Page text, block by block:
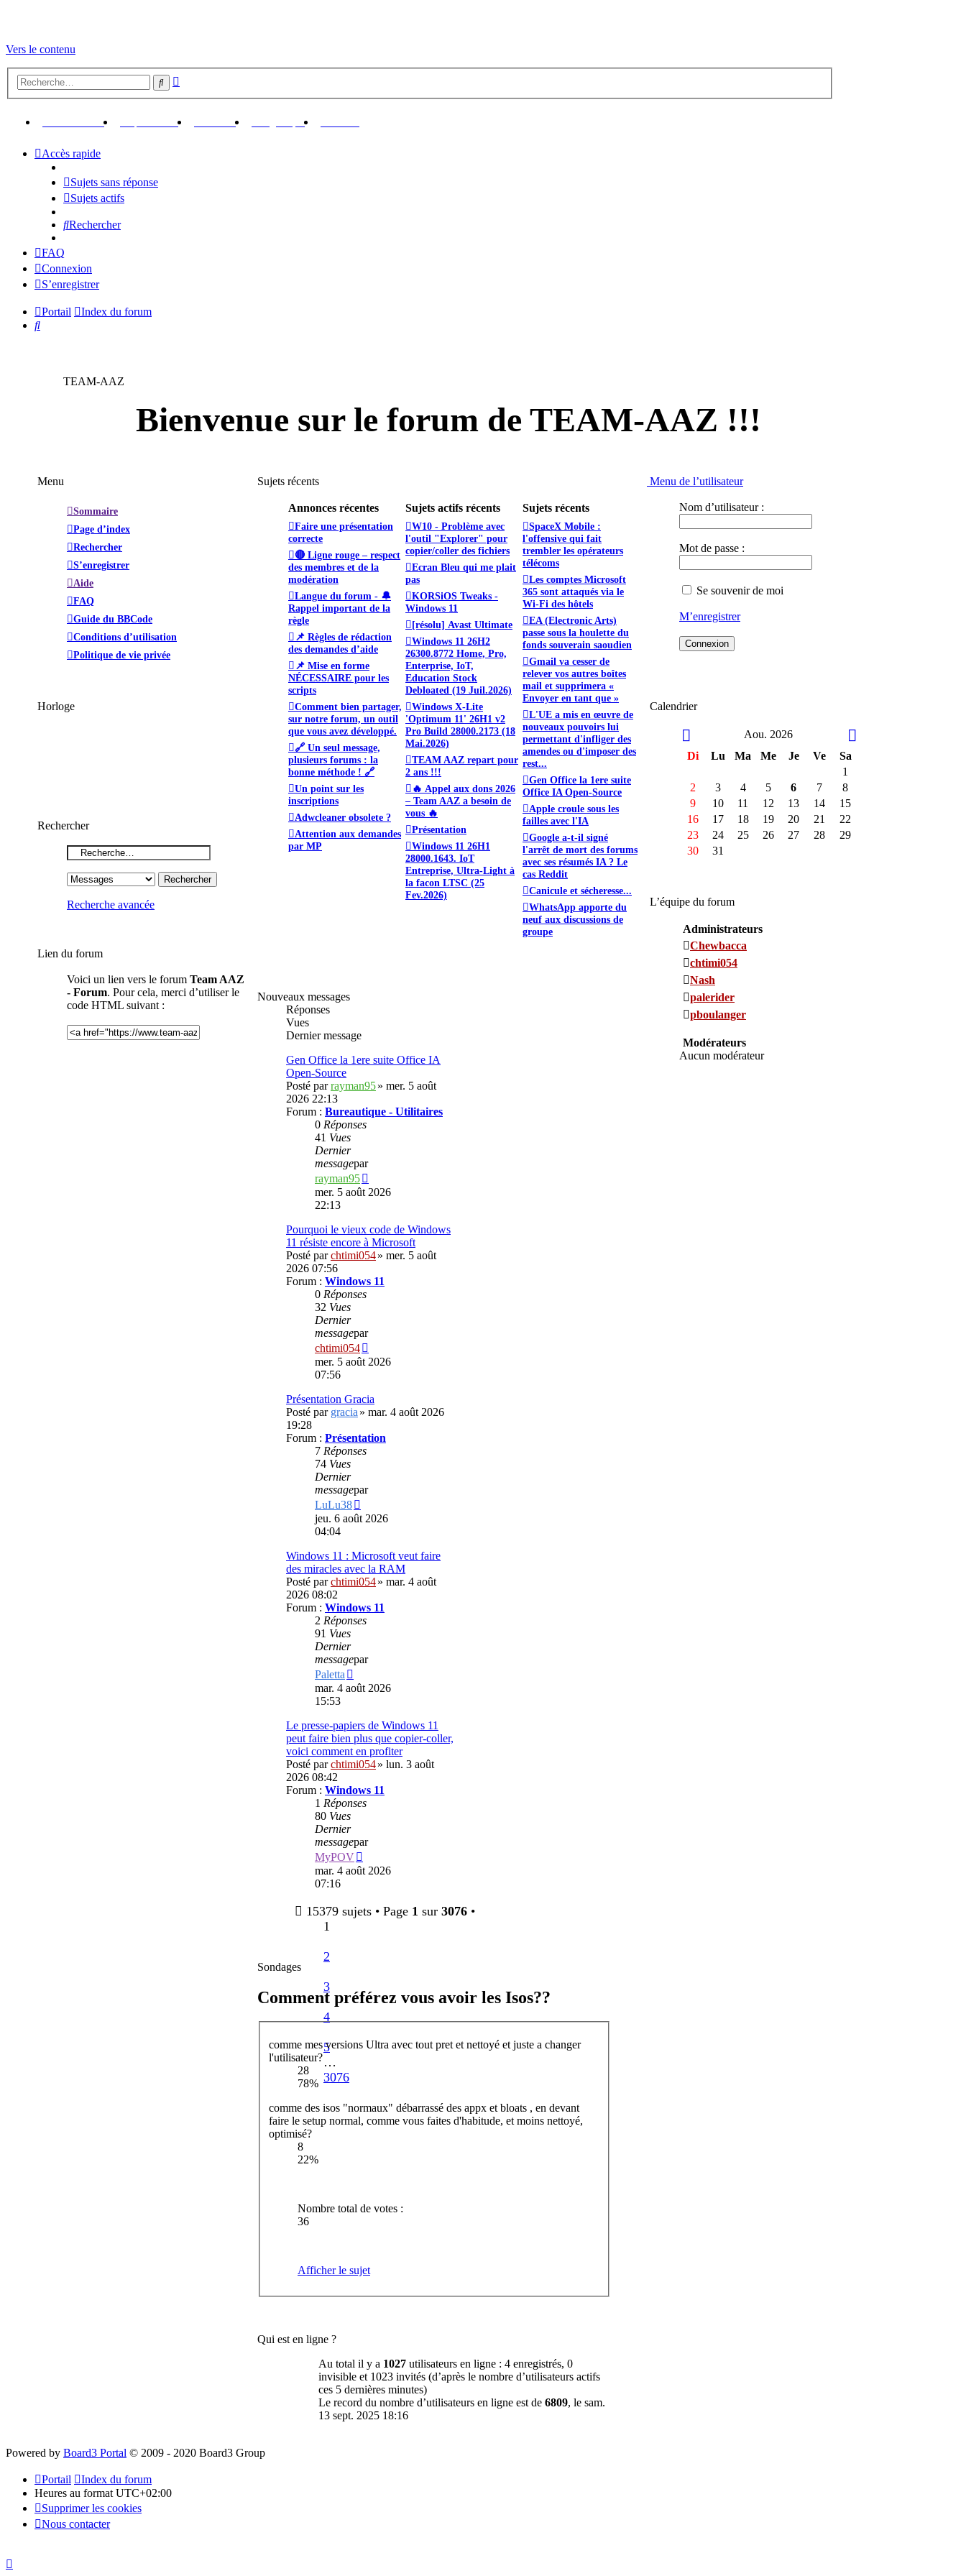
Vers le contenu
Rechercher
Retour au site(Ouvre un nouvel onglet)
Up Your Pics(Ouvre un nouvel onglet)
Librairie(Ouvre un nouvel onglet)
Logithèque(Ouvre un nouvel onglet)
Accès rapide
Sujets sans réponse
Sujets actifs
Rechercher
FAQ
Connexion
S’enregistrer
Portail
Index du forum
Rechercher
TEAM-AAZ
Bienvenue sur le forum de TEAM-AAZ !!!
Sujets récents
Annonces récentes Sujets actifs récents Sujets récents
Faire une présentation
correcte
🔴 Ligne rouge – respect
des membres et de la
modération
Langue du forum - 🔔
Rappel important de la
règle
📌 Règles de rédaction
des demandes d’aide
📌 Mise en forme
NÉCESSAIRE pour les
scripts
Comment bien partager,
sur notre forum, un outil
que vous avez développé.
🔗 Un seul message,
plusieurs forums : la
bonne méthode ! 🔗
Un point sur les
inscriptions
Adwcleaner obsolete ?
Attention aux demandes
par MP
W10 - Problème avec
l'outil "Explorer" pour
copier/coller des fichiers
Ecran Bleu qui me plait
pas
KORSiOS Tweaks -
Windows 11
[résolu] Avast Ultimate
Windows 11 26H2
26300.8772 Home, Pro,
Enterprise, IoT,
Education Stock
Debloated (19 Juil.2026)
Windows X-Lite
'Optimum 11' 26H1 v2
Pro Build 28000.2173 (18
Mai.2026)
TEAM AAZ repart pour
2 ans !!!
🔥 Appel aux dons 2026
– Team AAZ a besoin de
vous 🔥
Présentation
Windows 11 26H1
28000.1643. IoT
Entreprise, Ultra-Light à
la facon LTSC (25
Fev.2026)
SpaceX Mobile :
l'offensive qui fait
trembler les opérateurs
télécoms
Les comptes Microsoft
365 sont attaqués via le
Wi-Fi des hôtels
EA (Electronic Arts)
passe sous la houlette du
fonds souverain saoudien
Gmail va cesser de
relever vos autres boîtes
mail et supprimera «
Envoyer en tant que »
L'UE a mis en œuvre de
nouveaux pouvoirs lui
permettant d'infliger des
amendes ou d'imposer des
rest...
Gen Office la 1ere suite
Office IA Open-Source
Apple croule sous les
failles avec l'IA
Google a-t-il signé
l'arrêt de mort des forums
avec ses résumés IA ? Le
cas Reddit
Canicule et sécheresse...
WhatsApp apporte du
neuf aux discussions de
groupe
Nouveaux messages
Réponses
Vues
Dernier message
Gen Office la 1ere suite Office IA
Open-Source
Posté parrayman95» mer. 5 août
2026 22:13
Forum : Bureautique - Utilitaires
0 Réponses
41 Vues
Dernier
messagepar
rayman95
le
mer. 5 août 2026
22:13
Pourquoi le vieux code de Windows
11 résiste encore à Microsoft
Posté parchtimi054» mer. 5 août
2026 07:56
Forum : Windows 11
0 Réponses
32 Vues
Dernier
messagepar
chtimi054
le
mer. 5 août 2026
07:56
Présentation Gracia
Posté par gracia » mar. 4 août 2026
19:28
Forum : Présentation
7 Réponses
74 Vues
Dernier
messagepar
LuLu38
le
jeu. 6 août 2026
04:04
Windows 11 : Microsoft veut faire
des miracles avec la RAM
Posté parchtimi054» mar. 4 août
2026 08:02
Forum : Windows 11
2 Réponses
91 Vues
Dernier
messagepar
Paletta
le
mar. 4 août 2026
15:53
Le presse-papiers de Windows 11
peut faire bien plus que copier-coller,
voici comment en profiter
Posté parchtimi054» lun. 3 août
2026 08:42
Forum : Windows 11
1 Réponses
80 Vues
Dernier
messagepar
MyPOV
le
mar. 4 août 2026
07:16
15379 sujets • Page 1 sur 3076 •
1
2
3
4
5
…
3076
Sondages
Comment préférez vous avoir les Isos??
comme mes versions Ultra avec tout pret et nettoyé et juste a changer
l'utilisateur?
28
78%
comme des isos "normaux" débarrassé des appx et bloats , en devant
faire le setup normal, comme vous faites d'habitude, et moins nettoyé,
optimisé?
8
22%
Nombre total de votes :
36
Afficher le sujet
Qui est en ligne ?
Au total il y a 1027 utilisateurs en ligne : 4 enregistrés, 0
invisible et 1023 invités (d’après le nombre d’utilisateurs actifs
ces 5 dernières minutes)
Le record du nombre d’utilisateurs en ligne est de 6809, le sam.
13 sept. 2025 18:16
Menu
Sommaire
Page d’index
Rechercher
S’enregistrer
Aide
FAQ
Guide du BBCode
Conditions d’utilisation
Politique de vie privée
Horloge
Rechercher
Recherche avancée
Lien du forum
Voici un lien vers le forum Team AAZ
- Forum. Pour cela, merci d’utiliser le
code HTML suivant :
Menu de l’utilisateur
Nom d’utilisateur :
Mot de passe :
Se souvenir de moi
M’enregistrer
Calendrier
Aou. 2026
Di
Lu Ma Me Je Ve
Sa
1
2
3 4 5 6 7
8
9
10 11 12 13 14
15
16
17 18 19 20 21
22
23
24 25 26 27 28
29
30
31
L’équipe du forum
Administrateurs
Chewbacca
chtimi054
Nash
palerider
pboulanger
Modérateurs
Aucun modérateur
Powered by Board3 Portal © 2009 - 2020 Board3 Group
Portail
Index du forum
Heures au format UTC+02:00
Supprimer les cookies
Nous contacter